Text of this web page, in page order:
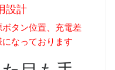
設計
タン位置、充電差
なっております